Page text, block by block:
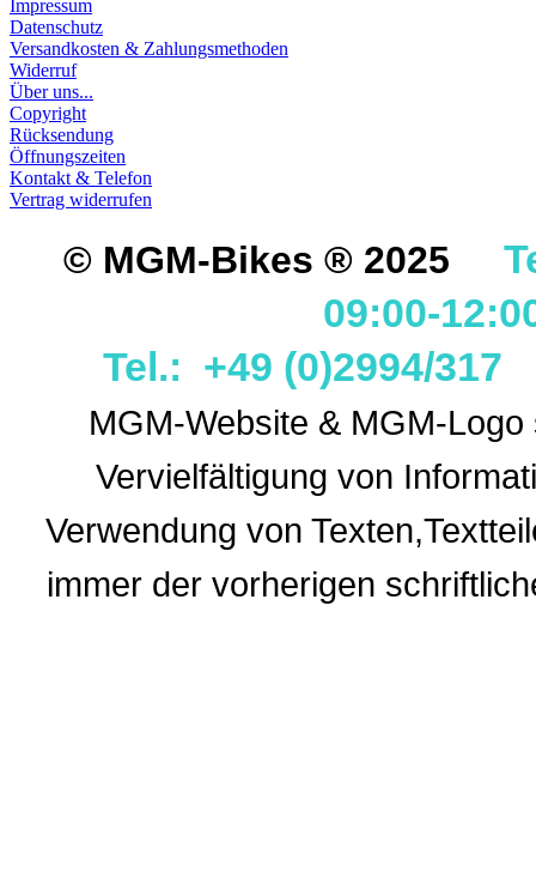
Impressum
Datenschutz
Versandkosten & Zahlungsmethoden
Widerruf
Über uns...
Copyright
Rücksendung
Öffnungszeiten
Kontakt & Telefon
Vertrag widerrufen
© MGM-Bikes ® 2025
09:00-
Tel.: +49 (0)2994/
MGM-Website & MGM-
Vervielfältigung von
Verwendung von
immer der vorherigen